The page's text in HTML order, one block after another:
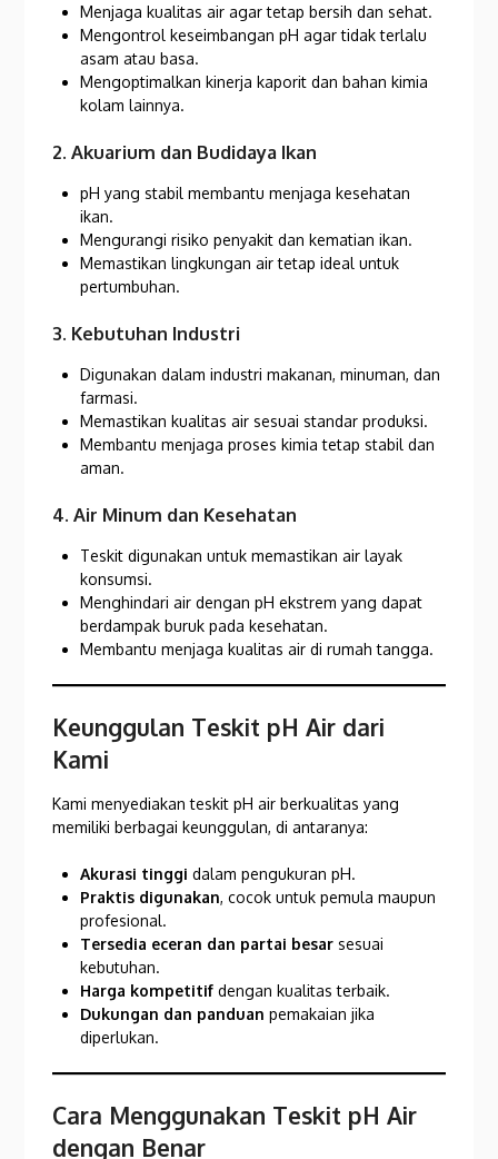
Menjaga kualitas air agar tetap bersih dan sehat.
Mengontrol keseimbangan pH agar tidak terlalu
asam atau basa.
Mengoptimalkan kinerja kaporit dan bahan kimia
kolam lainnya.
2. Akuarium dan Budidaya Ikan
pH yang stabil membantu menjaga kesehatan
ikan.
Mengurangi risiko penyakit dan kematian ikan.
Memastikan lingkungan air tetap ideal untuk
pertumbuhan.
3. Kebutuhan Industri
Digunakan dalam industri makanan, minuman, dan
farmasi.
Memastikan kualitas air sesuai standar produksi.
Membantu menjaga proses kimia tetap stabil dan
aman.
4. Air Minum dan Kesehatan
Teskit digunakan untuk memastikan air layak
konsumsi.
Menghindari air dengan pH ekstrem yang dapat
berdampak buruk pada kesehatan.
Membantu menjaga kualitas air di rumah tangga.
Keunggulan Teskit pH Air dari
Kami
Kami menyediakan teskit pH air berkualitas yang
memiliki berbagai keunggulan, di antaranya:
Akurasi tinggi dalam pengukuran pH.
Praktis digunakan, cocok untuk pemula maupun
profesional.
Tersedia eceran dan partai besar sesuai
kebutuhan.
Harga kompetitif dengan kualitas terbaik.
Dukungan dan panduan pemakaian jika
diperlukan.
Cara Menggunakan Teskit pH Air
dengan Benar